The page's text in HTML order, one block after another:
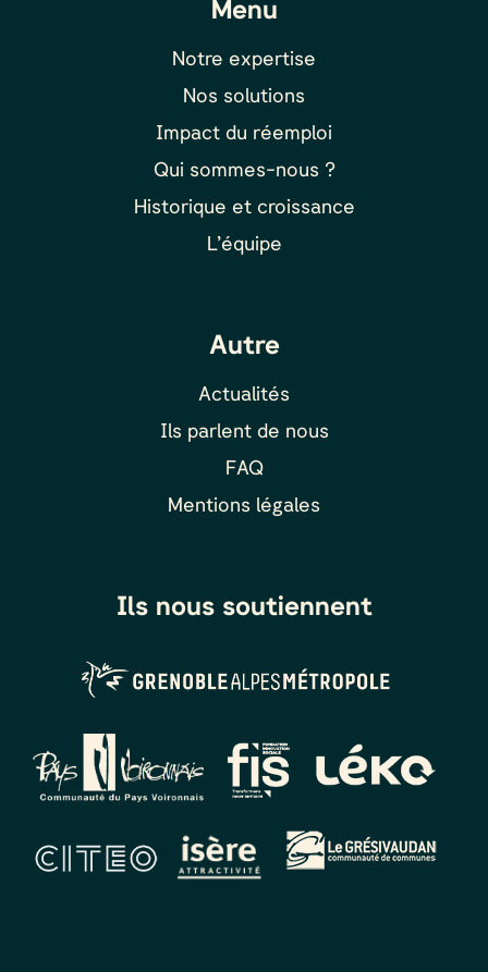
Menu
Notre expertise
Nos solutions
Impact du réemploi
Qui sommes-nous ?
Historique et croissance
L’équipe
Autre
Actualités
Ils parlent de nous
FAQ
Mentions légales
Ils nous soutiennent